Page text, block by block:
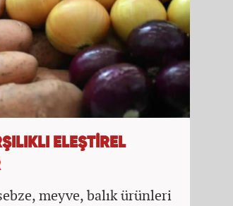
ELEŞTİREL
meyve, balık ürünleri